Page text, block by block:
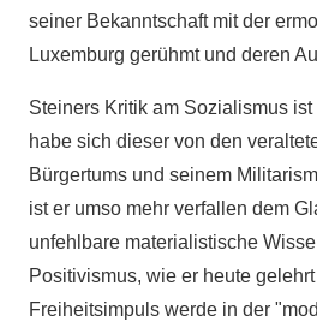
seiner Bekanntschaft mit der
Luxemburg gerühmt und deren
Steiners Kritik am Sozialismus
habe sich dieser von den
Bürgertums und seinem
ist er umso mehr verfallen dem
unfehlbare materialistische
Positivismus, wie er heute
Freiheitsimpuls werde in der